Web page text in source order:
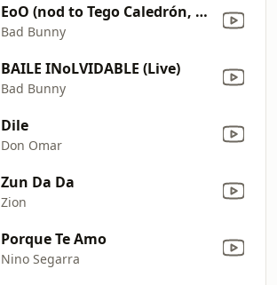
EoO (nod to Tego Caledrón, Daddy Yankee, Don Omar) (Live)
Bad Bunny
BAILE INoLVIDABLE (Live)
Bad Bunny
Dile
Don Omar
Zun Da Da
Zion
Porque Te Amo
Nino Segarra